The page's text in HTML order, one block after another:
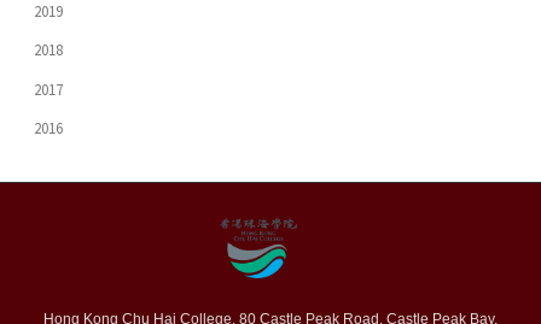
2019
2018
2017
2016
Hong Kong Chu Hai College, 80 Castle Peak Road, Castle Peak Bay,